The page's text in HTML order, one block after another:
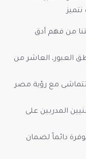
من فهم أدق
العبور، العاشر من
مع رؤية مصر
المدربين على
دائماً لضمان